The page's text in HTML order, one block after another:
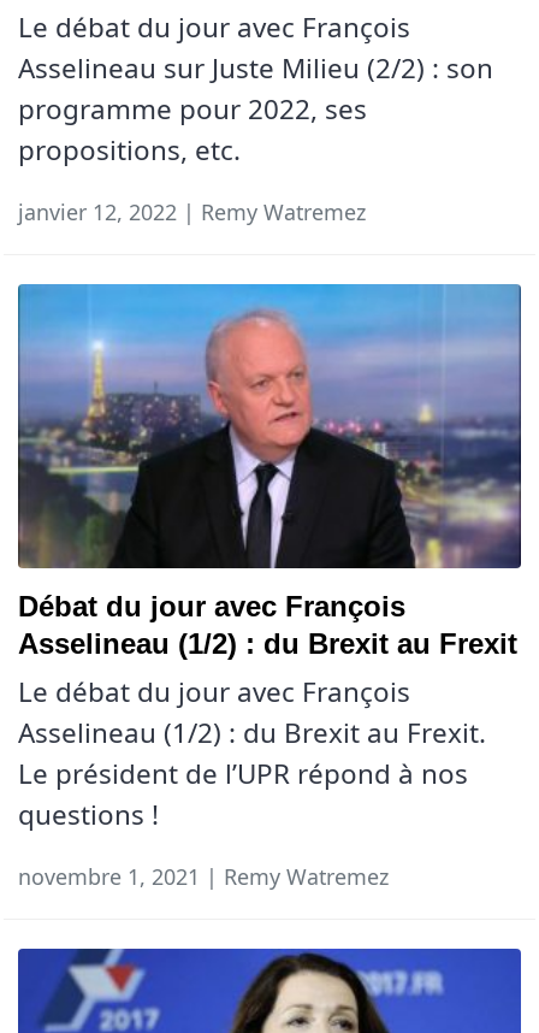
Le débat du jour avec François
Asselineau sur Juste Milieu (2/2) : son
programme pour 2022, ses
propositions, etc.
janvier 12, 2022 | Remy Watremez
Débat du jour avec François
Asselineau (1/2) : du Brexit au Frexit
Le débat du jour avec François
Asselineau (1/2) : du Brexit au Frexit.
Le président de l’UPR répond à nos
questions !
novembre 1, 2021 | Remy Watremez